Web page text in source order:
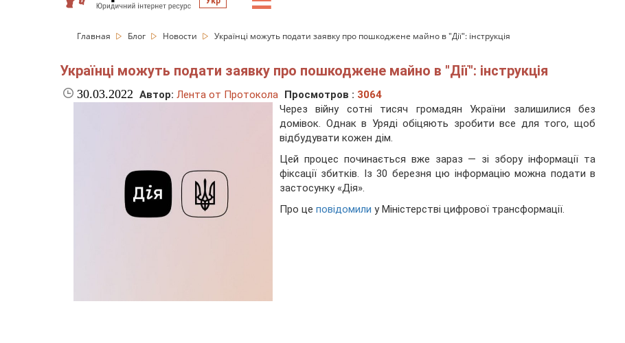
Главная Блог Новости Українці можуть подати заявку про пошкоджене майно в "Дії": інструкція
Українці можуть подати заявку про пошкоджене майно в "Дії": інструкція
30.03.2022 Автор: Лента от Протокола Просмотров : 3064
Через війну сотні тисяч громадян України залишилися без
домівок. Однак в Уряді обіцяють зробити все для того, щоб
відбудувати кожен дім.
Цей процес починається вже зараз — зі збору інформації та
фіксації збитків. Із 30 березня цю інформацію можна подати в
застосунку «Дія».
Про це повідомили у Міністерстві цифрової трансформації.